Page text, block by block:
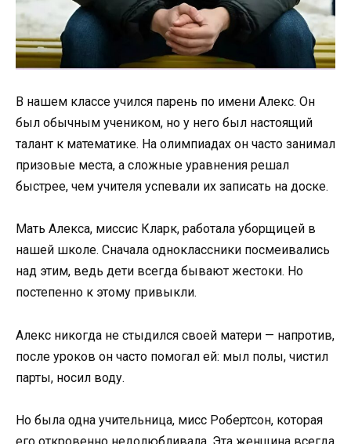
В нашем классе учился парень по имени Алекс. Он
был обычным учеником, но у него был настоящий
талант к математике. На олимпиадах он часто занимал
призовые места, а сложные уравнения решал
быстрее, чем учителя успевали их записать на доске.
Мать Алекса, миссис Кларк, работала уборщицей в
нашей школе. Сначала одноклассники посмеивались
над этим, ведь дети всегда бывают жестоки. Но
постепенно к этому привыкли.
Алекс никогда не стыдился своей матери — напротив,
после уроков он часто помогал ей: мыл полы, чистил
парты, носил воду.
Но была одна учительница, мисс Робертсон, которая